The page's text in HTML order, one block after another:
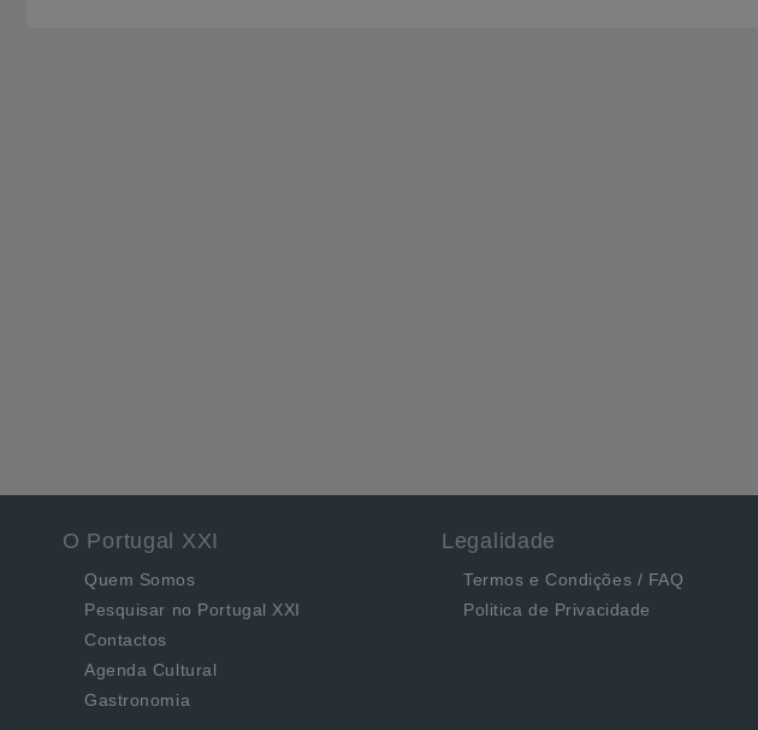
O Portugal XXI
Quem Somos
Pesquisar no Portugal XXI
Contactos
Agenda Cultural
Gastronomia
Legalidade
Termos e Condições / FAQ
Politica de Privacidade